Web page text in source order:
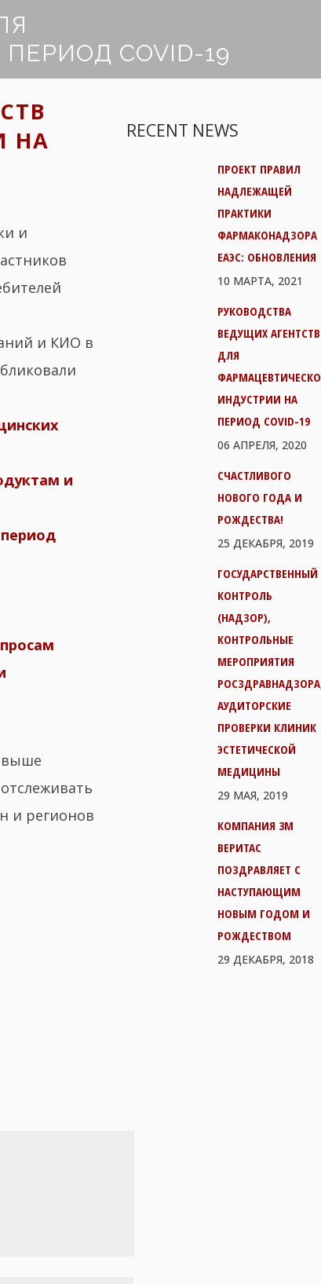
COVID-19
НА
и
и КИО в
и
выше
и регионов
RECENT NEWS
ПРОЕКТ ПРАВИЛ
НАДЛЕЖАЩЕЙ
ПРАКТИКИ
ФАРМАКОНАДЗОРА
ЕАЭС: ОБНОВЛЕНИЯ
10 МАРТА, 2021
РУКОВОДСТВА
ВЕДУЩИХ АГЕНТСТВ
ДЛЯ
ИНДУСТРИИ НА
ПЕРИОД COVID-19
06 АПРЕЛЯ, 2020
СЧАСТЛИВОГО
НОВОГО ГОДА И
РОЖДЕСТВА!
25 ДЕКАБРЯ, 2019
ГОСУДАРСТВЕННЫЙ
КОНТРОЛЬ
(НАДЗОР),
КОНТРОЛЬНЫЕ
МЕРОПРИЯТИЯ
АУДИТОРСКИЕ
ПРОВЕРКИ КЛИНИК
ЭСТЕТИЧЕСКОЙ
МЕДИЦИНЫ
29 МАЯ, 2019
КОМПАНИЯ 3М
ВЕРИТАС
ПОЗДРАВЛЯЕТ С
НАСТУПАЮЩИМ
НОВЫМ ГОДОМ И
РОЖДЕСТВОМ
29 ДЕКАБРЯ, 2018